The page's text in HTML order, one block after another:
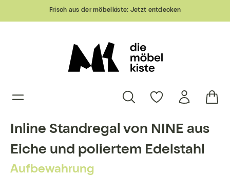
Frisch aus der möbelkiste: Jetzt entdecken
Inline Standregal von NINE aus
Eiche und poliertem Edelstahl
Aufbewahrung